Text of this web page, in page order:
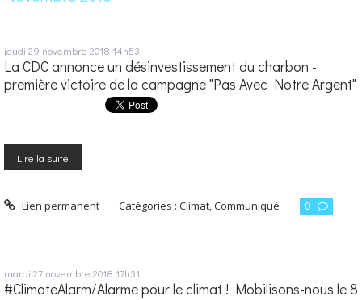
jeudi 29 novembre 2018 14h53
La CDC annonce un désinvestissement du charbon -
première victoire de la campagne "Pas Avec Notre Argent"
Lire la suite
Lien permanent Catégories :Climat,Communiqué 0
mardi 27 novembre 2018 17h31
#ClimateAlarm/Alarme pour le climat ! Mobilisons-nous le 8